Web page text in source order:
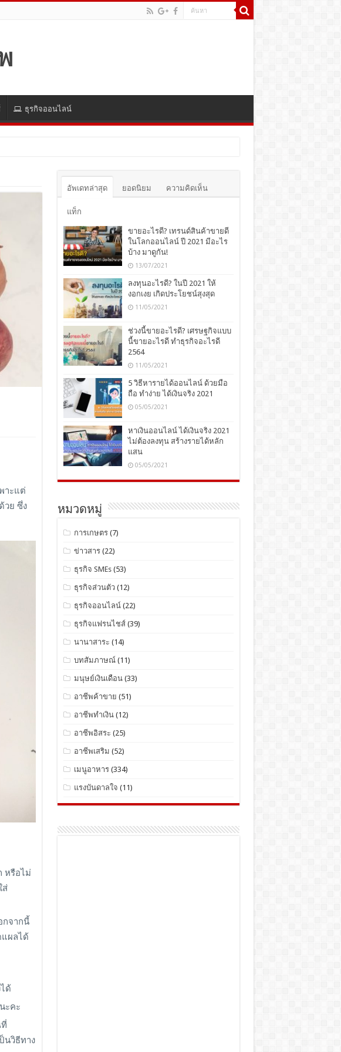
ธุรกิจออนไลน์
าะแต่
วย ซึ่ง
หรือไม่
ส่
กจากนี้
แผลได้
ด้
ะคะ
นวิธีทาง
อัพเดทล่าสุด ยอดนิยม ความคิดเห็น
แท็ก
ขายอะไรดี? เทรนด์สินค้าขายดี
ในโลกออนไลน์ ปี 2021 มีอะไร
บ้าง มาดูกัน!
13/07/2021
ลงทุนอะไรดี? ในปี 2021 ให้
งอกเงย เกิดประโยชน์สุงสุด
11/05/2021
ช่วงนี้ขายอะไรดี? เศรษฐกิจแบบ
นี้ขายอะไรดี ทำธุรกิจอะไรดี
2564
11/05/2021
5 วิธีหารายได้ออนไลน์ ด้วยมือ
ถือ ทำง่าย ได้เงินจริง 2021
05/05/2021
หาเงินออนไลน์ ได้เงินจริง 2021
ไม่ต้องลงทุน สร้างรายได้หลัก
แสน
05/05/2021
หมวดหมู่
การเกษตร (7)
ข่าวสาร (22)
ธุรกิจ SMEs (53)
ธุรกิจส่วนตัว (12)
ธุรกิจออนไลน์ (22)
ธุรกิจแฟรนไชส์ (39)
นานาสาระ (14)
บทสัมภาษณ์ (11)
มนุษย์เงินเดือน (33)
อาชีพค้าขาย (51)
อาชีพทำเงิน (12)
อาชีพอิสระ (25)
อาชีพเสริม (52)
เมนูอาหาร (334)
แรงบันดาลใจ (11)